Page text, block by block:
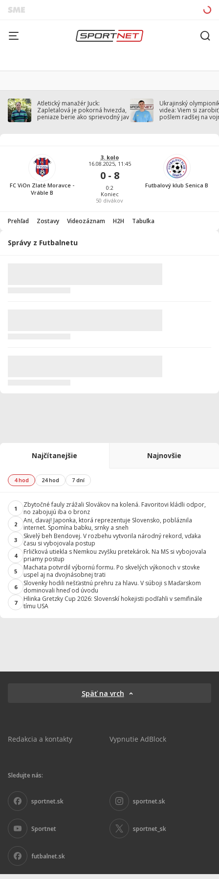
Atletický manažér Juck:
Zapletalová je pokorná hviezda,
peniaze berie ako sprievodný jav
Ukrajinský
videa: Viem si
pošlem radšej na
FC ViOn Zlaté Moravce -
Vráble B
3. kolo
16.08.2025, 11:45
0 - 8
0:2
Koniec
50 divákov
Futbalový klub Senica B
Prehľad Zostavy Videozáznam H2H Tabuľka
Správy z Futbalnetu
Najčítanejšie Najnovšie
4 hod 24 hod 7 dní
1
Zbytočné fauly zrážali Slovákov na kolená. Favoritovi kládli odpor,
no zabojujú iba o bronz
2
Ani, davaj! Japonka, ktorá reprezentuje Slovensko, pobláznila
internet. Spomína babku, srnky a sneh
3
Skvelý beh Bendovej. V rozbehu vytvorila národný rekord, vďaka
času si vybojovala postup
4
Frličková utiekla s Nemkou zvyšku pretekárok. Na MS si vybojovala
priamy postup
5
Machata potvrdil výbornú formu. Po skvelých výkonoch v stovke
uspel aj na dvojnásobnej trati
6
Slovenky hodili nešťastnú prehru za hlavu. V súboji s Maďarskom
dominovali hneď od úvodu
7
Hlinka Gretzky Cup 2026: Slovenskí hokejisti podľahli v semifinále
tímu USA
Späť na vrch
Redakcia a kontakty Vypnutie AdBlock
Sledujte nás:
sportnet.sk sportnet.sk
Sportnet sportnet_sk
futbalnet.sk